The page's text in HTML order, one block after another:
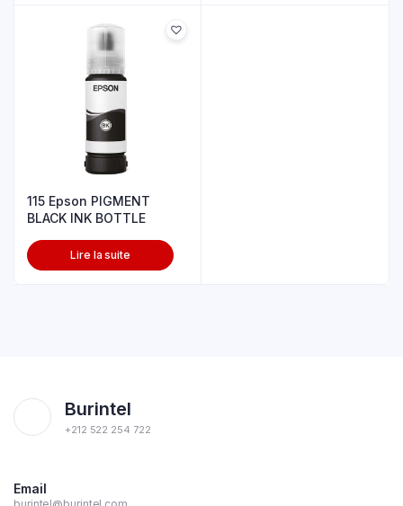
115 Epson PIGMENT
BLACK INK BOTTLE
Lire la suite
Burintel
+212 522 254 722
Email